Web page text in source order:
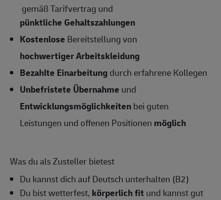
gemäß Tarifvertrag und
pünktliche Gehaltszahlungen
Kostenlose Bereitstellung von
hochwertiger Arbeitskleidung
Bezahlte Einarbeitungdurch erfahrene Kollegen
Unbefristete Übernahme und
Entwicklungsmöglichkeitenbei guten
Leistungen und offenen Positionen möglich
Was du als Zusteller bietest
Du kannst dich auf Deutsch unterhalten (B2)
Du bist wetterfest, körperlich fit und kannst gut